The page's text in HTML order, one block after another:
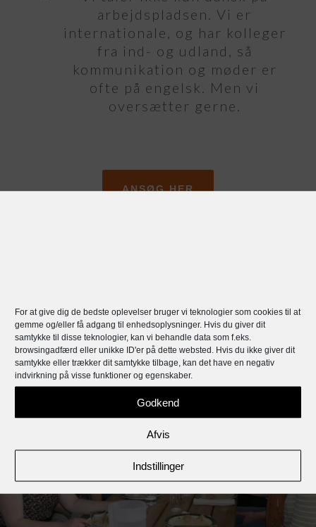
For at give dig de bedste oplevelser bruger vi teknologier som cookies til at
gemme og/eller få adgang til enhedsoplysninger. Hvis du giver dit
samtykke til disse teknologier, kan vi behandle data som f.eks.
browsingadfærd eller unikke ID'er på dette websted. Hvis du ikke giver dit
samtykke eller trækker dit samtykke tilbage, kan det have en negativ
indvirkning på visse funktioner og egenskaber.
Godkend
Afvis
Indstillinger
arbejdspladsen. Vi er
internationale, og har kolleger
fra ind- og udland, så
kommunikation og møder er
ofte på engelsk. Men vi
oversætter gerne.
ANSØG HER